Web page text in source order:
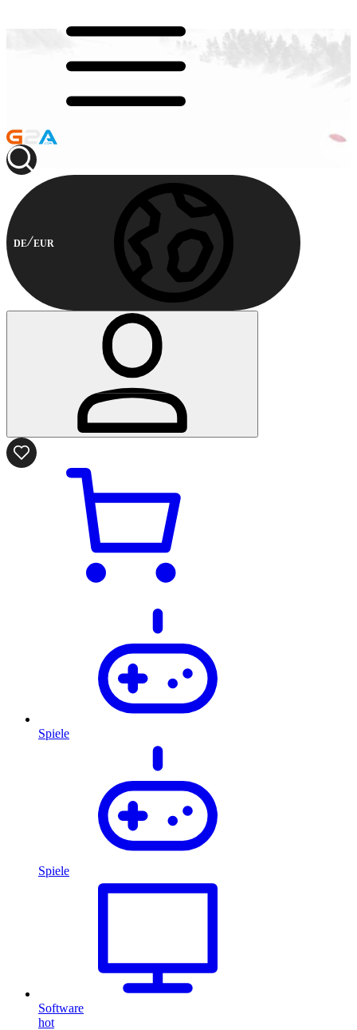
DE EUR
Spiele
Spiele
Software
hot